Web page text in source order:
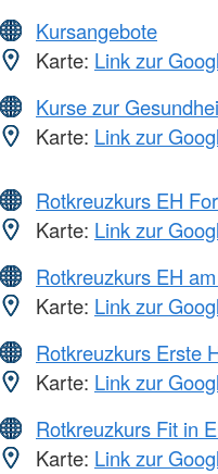
Kursangebote
Karte: Link zur
Kurse zur
Karte: Link zur
Rotkreuzkurs EH
Karte: Link zur
Rotkreuzkurs EH
Karte: Link zur
Rotkreuzkurs Erste
Karte: Link zur
Rotkreuzkurs Fit in
Karte: Link zur